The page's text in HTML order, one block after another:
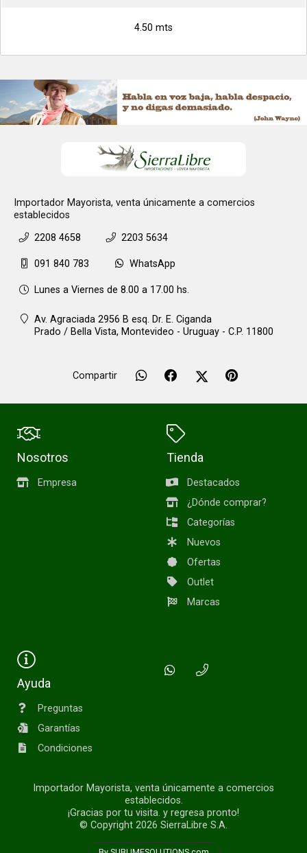
4.50 mts
Importador Mayorista, venta únicamente a comercios
establecidos
2208 4658
2203 5634
091 840 783 WhatsApp
Lunes a Viernes de 8.00 a 17.00 hs.
Av. Agraciada 2956 B esq. Dr. E. Ciganda
Prado / Bella Vista, Montevideo - Uruguay - C.P. 11800
Compartir
Nosotros
Empresa
Tienda
Destacados
¿Dónde comprar?
Categorías
Nuevos
Ofertas
Outlet
Marcas
Ayuda
Preguntas
Garantías
Condiciones
Importador Mayorista, venta únicamente a comercios
establecidos.
¡Gracias por tu visita. y regresa pronto!
© Copyright 2026 SierraLibre S.A.